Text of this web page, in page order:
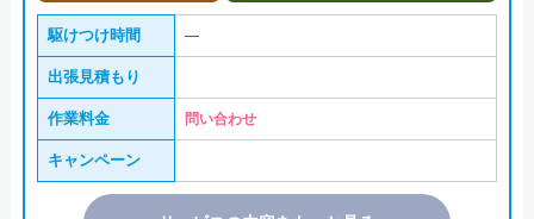
駆けつけ時間 ―
出張見積もり
作業料金 問い合わせ
キャンペーン